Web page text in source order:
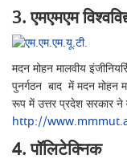
3. एमएमएम
मदन मोहन मालवीय
पुनर्गठन बाद में मदन मोहन
रूप में उत्तर प्रदेश सरकार ने
http://
4. पॉलिटेक्निक